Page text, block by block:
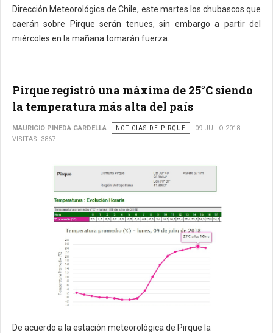
Dirección Meteorológica de Chile, este martes los chubascos que
caerán sobre Pirque serán tenues, sin embargo a partir del
miércoles en la mañana tomarán fuerza.
Pirque registró una máxima de 25°C siendo
la temperatura más alta del país
MAURICIO PINEDA GARDELLA NOTICIAS DE PIRQUE
09 JULIO 2018
VISITAS: 3867
De acuerdo a la estación meteorológica de Pirque la